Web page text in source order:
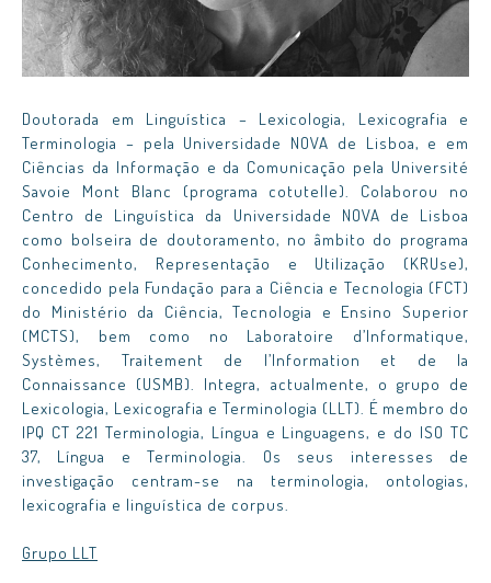
Doutorada em Linguística – Lexicologia, Lexicografia e
Terminologia – pela Universidade NOVA de Lisboa, e em
Ciências da Informação e da Comunicação pela Université
Savoie Mont Blanc (programa cotutelle). Colaborou no
Centro de Linguística da Universidade NOVA de Lisboa
como bolseira de doutoramento, no âmbito do programa
Conhecimento, Representação e Utilização (KRUse),
concedido pela Fundação para a Ciência e Tecnologia (FCT)
do Ministério da Ciência, Tecnologia e Ensino Superior
(MCTS), bem como no Laboratoire d’Informatique,
Systèmes, Traitement de l’Information et de la
Connaissance (USMB). Integra, actualmente, o grupo de
Lexicologia, Lexicografia e Terminologia (LLT). É membro do
IPQ CT 221 Terminologia, Língua e Linguagens, e do ISO TC
37, Língua e Terminologia. Os seus interesses de
investigação centram-se na terminologia, ontologias,
lexicografia e linguística de corpus.
Grupo LLT